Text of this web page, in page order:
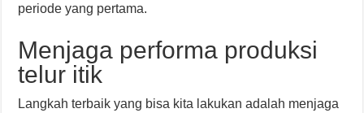
periode yang pertama.
Menjaga performa produksi
telur itik
Langkah terbaik yang bisa kita lakukan adalah menjaga